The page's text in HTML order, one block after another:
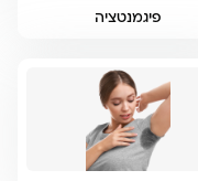
פיגמנטציה